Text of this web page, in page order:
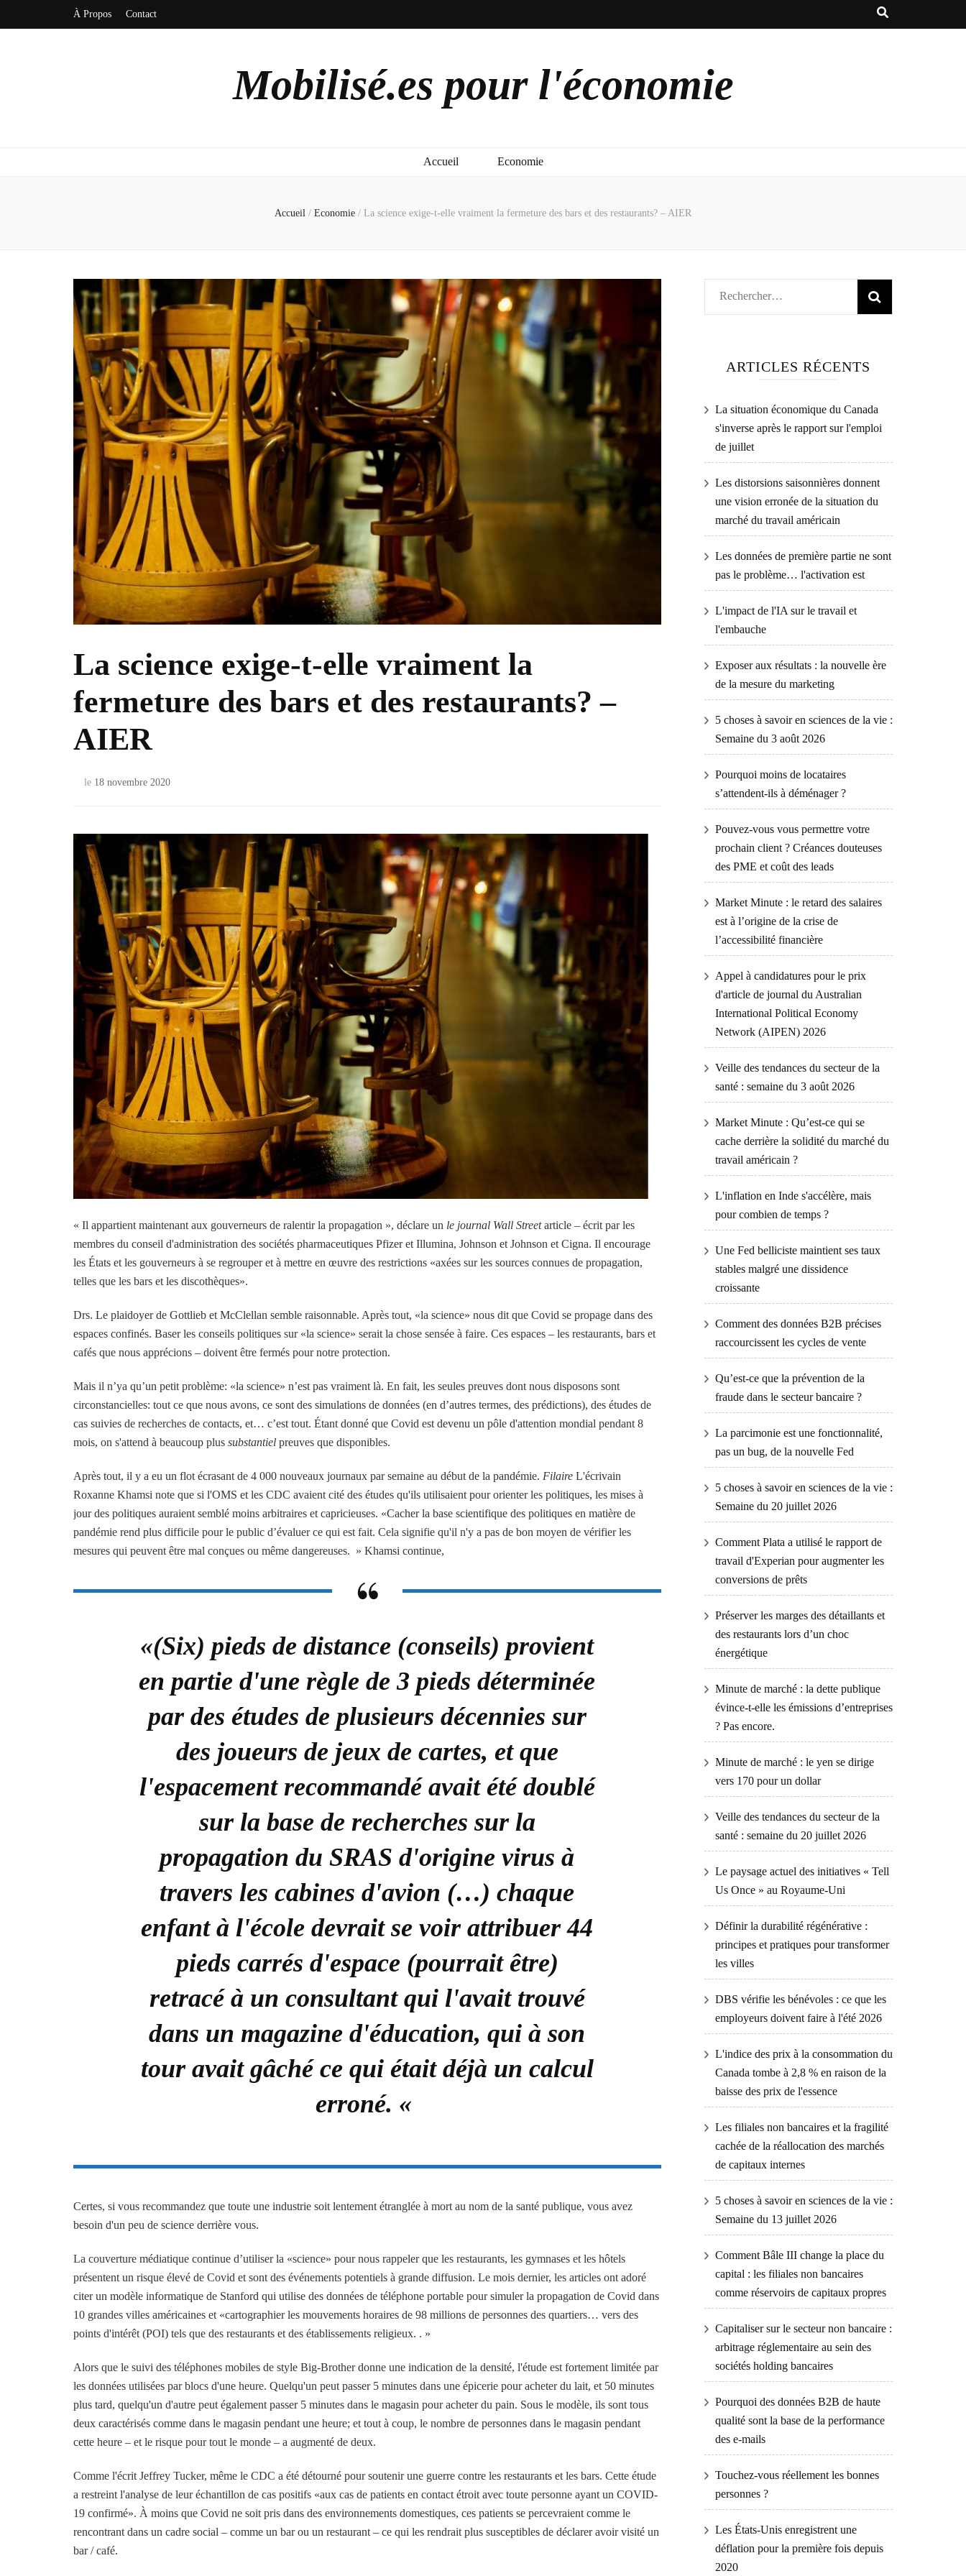
À Propos Contact
Mobilisé.es pour l'économie
Accueil Economie
Accueil / Economie / La science exige-t-elle vraiment la fermeture des bars et des restaurants? – AIER
La science exige-t-elle vraiment la
fermeture des bars et des restaurants? –
AIER
le 18 novembre 2020
« Il appartient maintenant aux gouverneurs de ralentir la propagation », déclare un le journal Wall Streetarticle – écrit par les
membres du conseil d'administration des sociétés pharmaceutiques Pfizer et Illumina, Johnson et Johnson et Cigna. Il encourage
les États et les gouverneurs à se regrouper et à mettre en œuvre des restrictions «axées sur les sources connues de propagation,
telles que les bars et les discothèques».
Drs. Le plaidoyer de Gottlieb et McClellan semble raisonnable. Après tout, «la science» nous dit que Covid se propage dans des
espaces confinés. Baser les conseils politiques sur «la science» serait la chose sensée à faire. Ces espaces – les restaurants, bars et
cafés que nous apprécions – doivent être fermés pour notre protection.
Mais il n’ya qu’un petit problème: «la science» n’est pas vraiment là. En fait, les seules preuves dont nous disposons sont
circonstancielles: tout ce que nous avons, ce sont des simulations de données (en d’autres termes, des prédictions), des études de
cas suivies de recherches de contacts, et… c’est tout. Étant donné que Covid est devenu un pôle d'attention mondial pendant 8
mois, on s'attend à beaucoup plus substantiel preuves que disponibles.
Après tout, il y a eu un flot écrasant de 4 000 nouveaux journaux par semaine au début de la pandémie. Filaire L'écrivain
Roxanne Khamsi note que si l'OMS et les CDC avaient cité des études qu'ils utilisaient pour orienter les politiques, les mises à
jour des politiques auraient semblé moins arbitraires et capricieuses. «Cacher la base scientifique des politiques en matière de
pandémie rend plus difficile pour le public d’évaluer ce qui est fait. Cela signifie qu'il n'y a pas de bon moyen de vérifier les
mesures qui peuvent être mal conçues ou même dangereuses. » Khamsi continue,
«(Six) pieds de distance (conseils) provient
en partie d'une règle de 3 pieds déterminée
par des études de plusieurs décennies sur
des joueurs de jeux de cartes, et que
l'espacement recommandé avait été doublé
sur la base de recherches sur la
propagation du SRAS d'origine virus à
travers les cabines d'avion (…) chaque
enfant à l'école devrait se voir attribuer 44
pieds carrés d'espace (pourrait être)
retracé à un consultant qui l'avait trouvé
dans un magazine d'éducation, qui à son
tour avait gâché ce qui était déjà un calcul
erroné. «
Certes, si vous recommandez que toute une industrie soit lentement étranglée à mort au nom de la santé publique, vous avez
besoin d'un peu de science derrière vous.
La couverture médiatique continue d’utiliser la «science» pour nous rappeler que les restaurants, les gymnases et les hôtels
présentent un risque élevé de Covid et sont des événements potentiels à grande diffusion. Le mois dernier, les articles ont adoré
citer un modèle informatique de Stanford qui utilise des données de téléphone portable pour simuler la propagation de Covid dans
10 grandes villes américaines et «cartographier les mouvements horaires de 98 millions de personnes des quartiers… vers des
points d'intérêt (POI) tels que des restaurants et des établissements religieux. . »
Alors que le suivi des téléphones mobiles de style Big-Brother donne une indication de la densité, l'étude est fortement limitée par
les données utilisées par blocs d'une heure. Quelqu'un peut passer 5 minutes dans une épicerie pour acheter du lait, et 50 minutes
plus tard, quelqu'un d'autre peut également passer 5 minutes dans le magasin pour acheter du pain. Sous le modèle, ils sont tous
deux caractérisés comme dans le magasin pendant une heure; et tout à coup, le nombre de personnes dans le magasin pendant
cette heure – et le risque pour tout le monde – a augmenté de deux.
Comme l'écrit Jeffrey Tucker, même le CDC a été détourné pour soutenir une guerre contre les restaurants et les bars. Cette étude
a restreint l'analyse de leur échantillon de cas positifs «aux cas de patients en contact étroit avec toute personne ayant un COVID-
19 confirmé». À moins que Covid ne soit pris dans des environnements domestiques, ces patients se percevraient comme le
rencontrant dans un cadre social – comme un bar ou un restaurant – ce qui les rendrait plus susceptibles de déclarer avoir visité un
bar / café.
Rechercher :
ARTICLES RÉCENTS
La situation économique du Canada
s'inverse après le rapport sur l'emploi
de juillet
Les distorsions saisonnières donnent
une vision erronée de la situation du
marché du travail américain
Les données de première partie ne sont
pas le problème… l'activation est
L'impact de l'IA sur le travail et
l'embauche
Exposer aux résultats : la nouvelle ère
de la mesure du marketing
5 choses à savoir en sciences de la vie :
Semaine du 3 août 2026
Pourquoi moins de locataires
s’attendent-ils à déménager ?
Pouvez-vous vous permettre votre
prochain client ? Créances douteuses
des PME et coût des leads
Market Minute : le retard des salaires
est à l’origine de la crise de
l’accessibilité financière
Appel à candidatures pour le prix
d'article de journal du Australian
International Political Economy
Network (AIPEN) 2026
Veille des tendances du secteur de la
santé : semaine du 3 août 2026
Market Minute : Qu’est-ce qui se
cache derrière la solidité du marché du
travail américain ?
L'inflation en Inde s'accélère, mais
pour combien de temps ?
Une Fed belliciste maintient ses taux
stables malgré une dissidence
croissante
Comment des données B2B précises
raccourcissent les cycles de vente
Qu’est-ce que la prévention de la
fraude dans le secteur bancaire ?
La parcimonie est une fonctionnalité,
pas un bug, de la nouvelle Fed
5 choses à savoir en sciences de la vie :
Semaine du 20 juillet 2026
Comment Plata a utilisé le rapport de
travail d'Experian pour augmenter les
conversions de prêts
Préserver les marges des détaillants et
des restaurants lors d’un choc
énergétique
Minute de marché : la dette publique
évince-t-elle les émissions d’entreprises
? Pas encore.
Minute de marché : le yen se dirige
vers 170 pour un dollar
Veille des tendances du secteur de la
santé : semaine du 20 juillet 2026
Le paysage actuel des initiatives « Tell
Us Once » au Royaume-Uni
Définir la durabilité régénérative :
principes et pratiques pour transformer
les villes
DBS vérifie les bénévoles : ce que les
employeurs doivent faire à l'été 2026
L'indice des prix à la consommation du
Canada tombe à 2,8 % en raison de la
baisse des prix de l'essence
Les filiales non bancaires et la fragilité
cachée de la réallocation des marchés
de capitaux internes
5 choses à savoir en sciences de la vie :
Semaine du 13 juillet 2026
Comment Bâle III change la place du
capital : les filiales non bancaires
comme réservoirs de capitaux propres
Capitaliser sur le secteur non bancaire :
arbitrage réglementaire au sein des
sociétés holding bancaires
Pourquoi des données B2B de haute
qualité sont la base de la performance
des e-mails
Touchez-vous réellement les bonnes
personnes ?
Les États-Unis enregistrent une
déflation pour la première fois depuis
2020